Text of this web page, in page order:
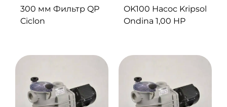
300 мм Фильтр QP
Ciclon
OK100 Насос Kripsol
Ondina 1,00 HP